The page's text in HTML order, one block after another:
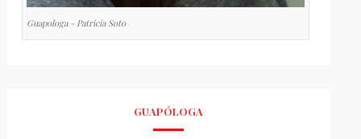
Guapologa - Patricia Soto
GUAPÓLOGA